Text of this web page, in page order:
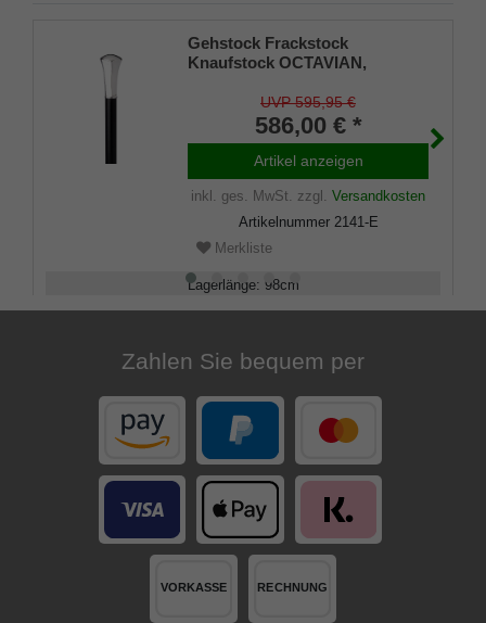
Gehstock Frackstock
Knaufstock OCTAVIAN,
echtem 925/1000 Sterling Silber
in Form eines Oktagons,
aufgesetzt auf einen Stock aus
edlem Makassar Ebenholz,
inklusiv Schlankpuffer.
UVP 595,95 €
586,00 € *
Artikel anzeigen
inkl. ges. MwSt. zzgl. Versandkosten
Artikelnummer 2141-E
Merkliste
Lagerlänge: 98cm
Zahlen Sie bequem per